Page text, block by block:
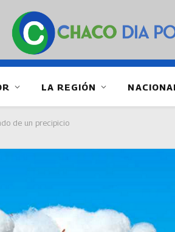
LA REGIÓN
de un precipicio